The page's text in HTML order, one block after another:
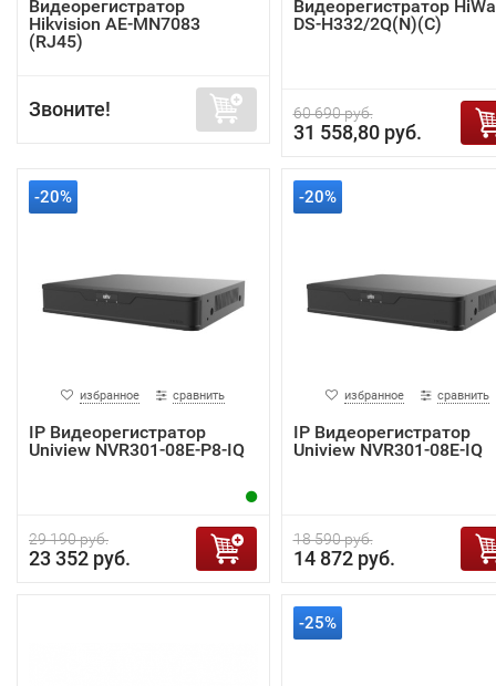
Видеорегистратор
Hikvision AE-MN7083
(RJ45)
Звоните!
Видеорегистратор
DS-H332/2Q(N)(C)
60 690 руб.
31 558,80 руб.
-20%
избранное сравнить
IP Видеорегистратор
Uniview NVR301-08E-P8-IQ
29 190 руб.
23 352 руб.
-20%
избранное сравнить
IP Видеорегистратор
Uniview NVR301-08E-IQ
18 590 руб.
14 872 руб.
-25%